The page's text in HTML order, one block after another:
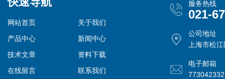
网站首页
关于我们
产品中心
新闻中心
技术文章
资料下载
在线留言
联系我们
服务热线
021-
公司地址
上海市松
电子邮箱